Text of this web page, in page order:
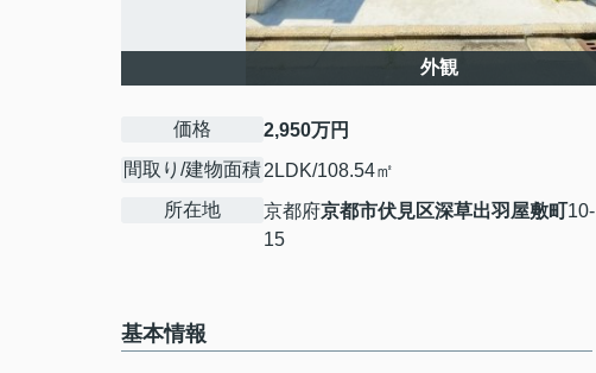
外観
価格
2,950万円
間取り/建物面積2LDK/108.54㎡
所在地
京都府京都市伏見区深草出羽屋敷町10-
15
基本情報